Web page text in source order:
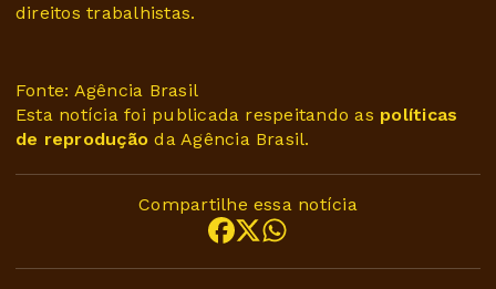
direitos trabalhistas.
Fonte: Agência Brasil
Esta notícia foi publicada respeitando as políticas
de reprodução da Agência Brasil.
Compartilhe essa notícia